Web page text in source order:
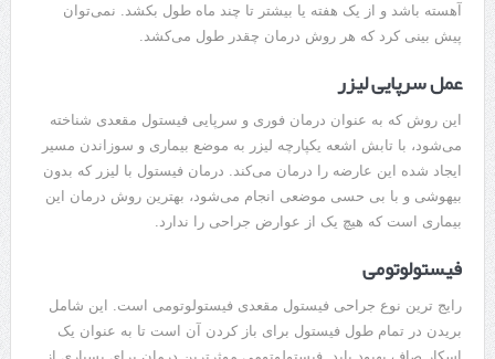
آهسته باشد و از یک هفته یا بیشتر تا چند ماه طول بکشد. نمی‌توان
پیش بینی کرد که هر روش درمان چقدر طول می‌کشد.
عمل سرپایی لیزر
این روش که به عنوان درمان فوری و سرپایی فیستول مقعدی شناخته
می‌شود، با تابش اشعه یکپارچه لیزر به موضع بیماری و سوزاندن مسیر
ایجاد شده این عارضه را درمان می‌کند. درمان فیستول با لیزر که بدون
بیهوشی و با بی حسی موضعی انجام می‌شود، بهترین روش درمان این
بیماری است که هیچ یک از عوارض جراحی را ندارد.
فیستولوتومی
رایج ترین نوع جراحی فیستول مقعدی فیستولوتومی است. این شامل
بریدن در تمام طول فیستول برای باز کردن آن است تا به عنوان یک